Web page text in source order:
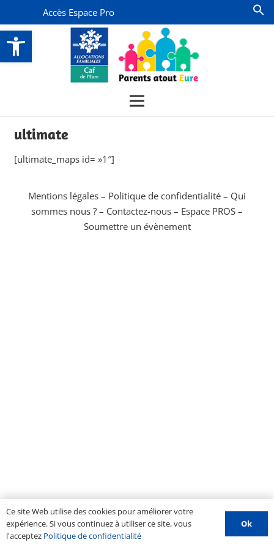
Ouvrir la barre d’outils
Accès Espace Pro
ultimate
[ultimate_maps id= »1″]
Mentions légales – Politique de confidentialité – Qui
sommes nous ? – Contactez-nous – Espace PROS –
Soumettre un évènement
Ce site Web utilise des cookies pour améliorer votre
expérience. Si vous continuez à utiliser ce site, vous
l'acceptez Politique de confidentialité
Ok